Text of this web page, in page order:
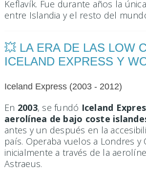
Keflavík. Fue durante años la
entre Islandia y el resto del
💥 LA ERA DE LAS LOW
ICELAND EXPRESS Y
Iceland Express (2003 - 2012)
En 2003, se fundó Iceland
aerolínea de bajo coste
antes y un después en la
país. Operaba vuelos a Londres y
inicialmente a través de la
Astraeus.